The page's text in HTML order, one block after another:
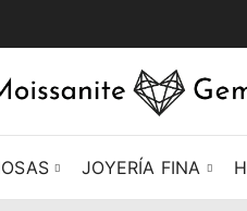
JOYERÍA FINA